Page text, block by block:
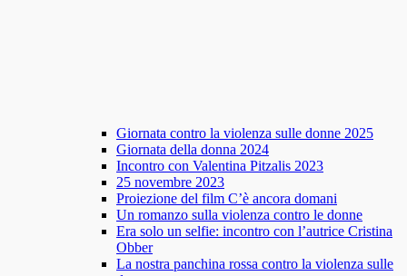
Giornata contro la violenza sulle donne 2025
Giornata della donna 2024
Incontro con Valentina Pitzalis 2023
25 novembre 2023
Proiezione del film C’è ancora domani
Un romanzo sulla violenza contro le donne
Era solo un selfie: incontro con l’autrice Cristina
Obber
La nostra panchina rossa contro la violenza sulle